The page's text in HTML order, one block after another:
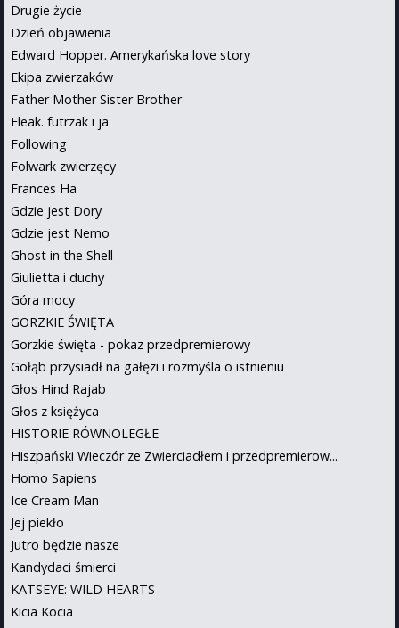
Drugie życie
Dzień objawienia
Edward Hopper. Amerykańska love story
Ekipa zwierzaków
Father Mother Sister Brother
Fleak. futrzak i ja
Following
Folwark zwierzęcy
Frances Ha
Gdzie jest Dory
Gdzie jest Nemo
Ghost in the Shell
Giulietta i duchy
Góra mocy
GORZKIE ŚWIĘTA
Gorzkie święta - pokaz przedpremierowy
Gołąb przysiadł na gałęzi i rozmyśla o istnieniu
Głos Hind Rajab
Głos z księżyca
HISTORIE RÓWNOLEGŁE
Hiszpański Wieczór ze Zwierciadłem i przedpremierow...
Homo Sapiens
Ice Cream Man
Jej piekło
Jutro będzie nasze
Kandydaci śmierci
KATSEYE: WILD HEARTS
Kicia Kocia